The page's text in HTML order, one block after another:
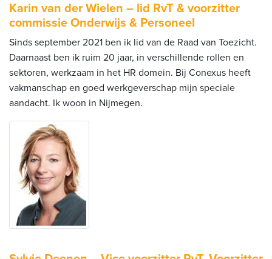
Karin van der Wielen – lid RvT & voorzitter
commissie Onderwijs & Personeel
Sinds september 2021 ben ik lid van de Raad van Toezicht.
Daarnaast ben ik ruim 20 jaar, in verschillende rollen en
sektoren, werkzaam in het HR domein. Bij Conexus heeft
vakmanschap en goed werkgeverschap mijn speciale
aandacht. Ik woon in Nijmegen.